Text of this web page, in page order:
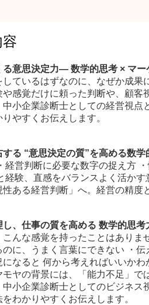
る意思決定力― 数学的思考 × マ
しているはずなのに、なぜか成
感覚だけに頼った判断や、顧客
中小企業診断士としての経営視
やすくお伝えします。
する “意思決定の質”を高める数
経営判断に必要な数字の捉え方
経験、直感をバランスよく活か
性ある経営判断」へ。経営の精
し、仕事の質を高める 数学的思
んな感覚を持ったことはありま
のに、うまく言葉にできない ・
になると 何から考えればいいか
ヤの背景には、「能力不足」で
小企業診断士としてのビジネス
わかりやすくお伝えします。